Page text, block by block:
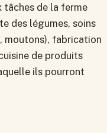
de la ferme
des légumes, soins
moutons), fabrication
de produits
ils pourront